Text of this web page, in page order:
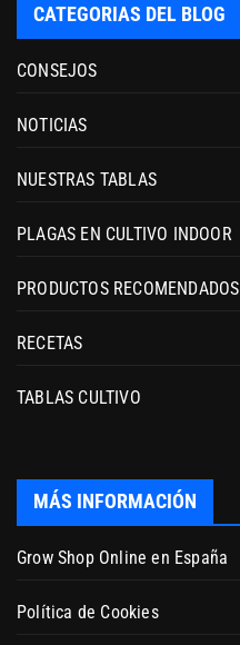
CATEGORIAS DEL BLOG
CONSEJOS
NOTICIAS
NUESTRAS TABLAS
PLAGAS EN CULTIVO INDOOR
PRODUCTOS RECOMENDADOS
RECETAS
TABLAS CULTIVO
MÁS INFORMACIÓN
Grow Shop Online en España
Política de Cookies